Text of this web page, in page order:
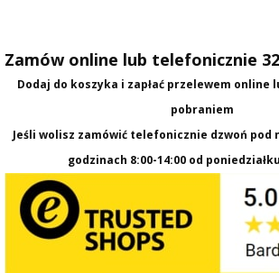
Zamów online lub telefonicznie 32
Dodaj do koszyka i zapłać przelewem online
pobraniem
Jeśli wolisz zamówić telefonicznie dzwoń pod
godzinach 8:00-14:00 od